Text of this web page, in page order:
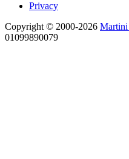
Privacy
Copyright © 2000-2026 Martini
01099890079